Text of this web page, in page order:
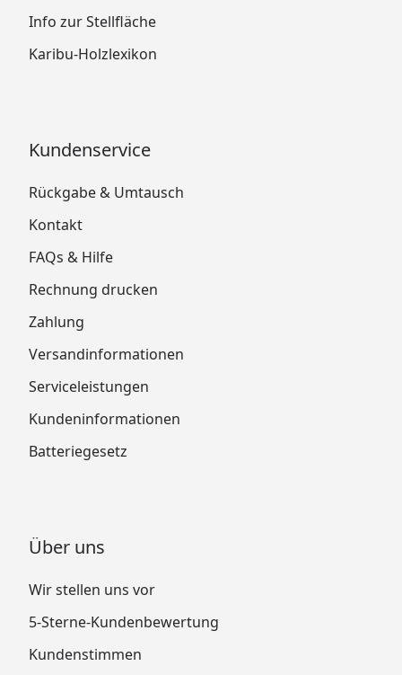
Info zur Stellfläche
Karibu-Holzlexikon
Kundenservice
Rückgabe & Umtausch
Kontakt
FAQs & Hilfe
Rechnung drucken
Zahlung
Versandinformationen
Serviceleistungen
Kundeninformationen
Batteriegesetz
Über uns
Wir stellen uns vor
5-Sterne-Kundenbewertung
Kundenstimmen